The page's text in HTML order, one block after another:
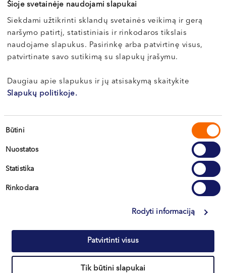
Šioje svetainėje naudojami slapukai
Siekdami užtikrinti sklandų svetainės veikimą ir gerą
naršymo patirtį, statistiniais ir rinkodaros tikslais
naudojame slapukus. Pasirinkę arba patvirtinę visus,
patvirtinate savo sutikimą su slapukų įrašymu.
Daugiau apie slapukus ir jų atsisakymą skaitykite
Slapukų politikoje.
Sutikimo
Būtini
Nuostatos
Statistika
Rinkodara
Rodyti informaciją
Patvirtinti visus
Tik būtini slapukai
Paslaugas teikiantys gydytojai
Dr. Ieva
Burnos chirurgė
LT , EN , RU
Vilnius, S. Žukausko g. 19
E-registracija Apie gydytoją
Veido ir žandikaulių chirurgė
LT , EN , RU
Vilnius, S. Žukausko g. 19